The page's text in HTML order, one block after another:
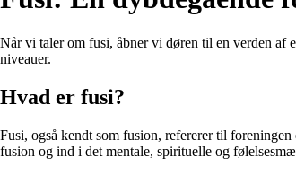
Når vi taler om fusi, åbner vi døren til en verden af
niveauer.
Hvad er fusi?
Fusi, også kendt som fusion, refererer til
fusion og ind i det mentale, spirituelle og